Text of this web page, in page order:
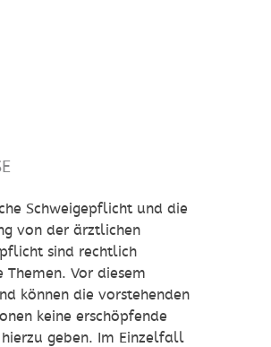
Schweigepflicht und die
von der ärztlichen
sind rechtlich
Themen. Vor diesem
können die vorstehenden
keine erschöpfende
geben. Im Einzelfall